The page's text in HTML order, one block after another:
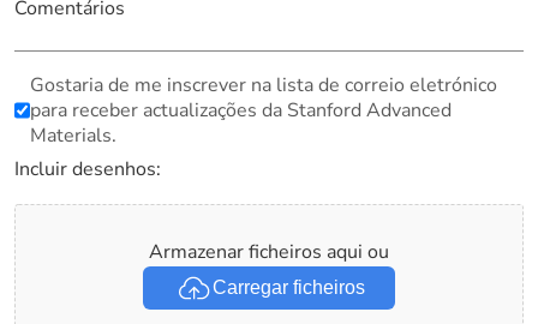
Comentários
Gostaria de me inscrever na lista de correio eletrónico
para receber actualizações da Stanford Advanced
Materials.
Incluir desenhos:
Armazenar ficheiros aqui ou
Carregar ficheiros